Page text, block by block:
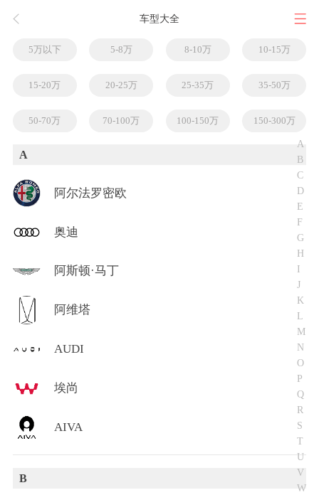
车型大全
5万以下 5-8万 8-10万 10-15万
15-20万 20-25万 25-35万 35-50万
50-70万 70-100万 100-150万 150-300万
A
阿尔法罗密欧
奥迪
阿斯顿·马丁
阿维塔
AUDI
埃尚
AIVA
B
A
B
C
D
E
F
G
H
I
J
K
L
M
N
O
P
Q
R
S
T
U
V
W